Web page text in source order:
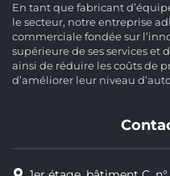
En tant que fabricant
le secteur, notre entreprise
commerciale fondée sur
supérieure de ses services et
ainsi de réduire les coûts de
d’améliorer leur niveau